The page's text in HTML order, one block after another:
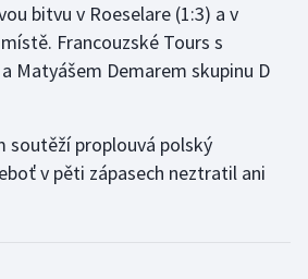
bitvu v Roeselare (1:3) a v
Francouzské Tours s
Matyášem Demarem skupinu D
soutěží proplouvá polský
v pěti zápasech neztratil ani